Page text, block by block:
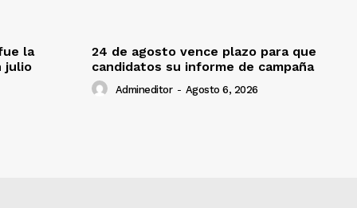
la
julio
24 de agosto vence plazo para que
candidatos su informe de campaña
Admineditor - Agosto 6, 2026